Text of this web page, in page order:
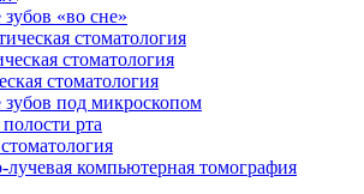
«во сне»
стоматология
стоматология
стоматология
зубов под микроскопом
рта
лучевая компьютерная томография